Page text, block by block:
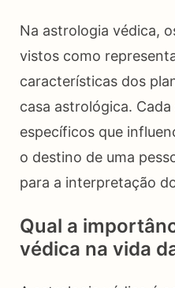
Na astrologia védica,
vistos como
características dos
casa astrológica.
específicos que
o destino de uma
para a interpretação
Qual a
védica na vida